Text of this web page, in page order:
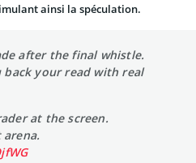
ainsi la spéculation.
after the final whistle.
back your read with real
at the screen.